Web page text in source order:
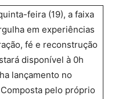
feira (19), a faixa
em experiências
fé e reconstrução
disponível à 0h
lançamento no
pelo próprio